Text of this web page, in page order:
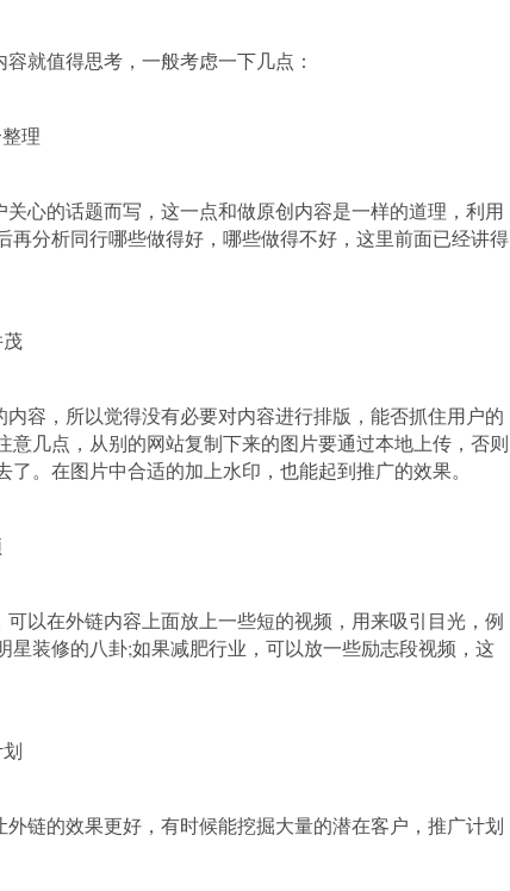
值得思考，一般考虑一下几点：
理
的话题而写，这一点和做原创内容是一样的道理，利用
再分析同行哪些做得好，哪些做得不好，这里前面已经讲得
，所以觉得没有必要对内容进行排版，能否抓住用户的
意几点，从别的网站复制下来的图片要通过本地上传，否则
。在图片中合适的加上水印，也能起到推广的效果。
在外链内容上面放上一些短的视频，用来吸引目光，例
星装修的八卦;如果减肥行业，可以放一些励志段视频，这
的效果更好，有时候能挖掘大量的潜在客户，推广计划